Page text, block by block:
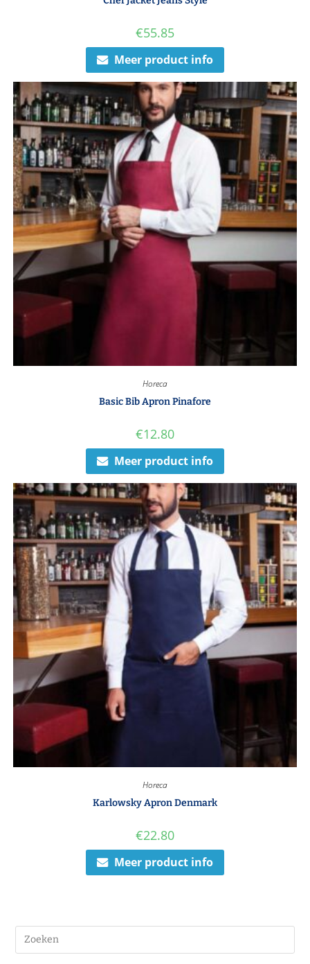
€55.85
Meer product info
Horeca
Basic Bib Apron Pinafore
€12.80
Meer product info
Horeca
Karlowsky Apron Denmark
€22.80
Meer product info